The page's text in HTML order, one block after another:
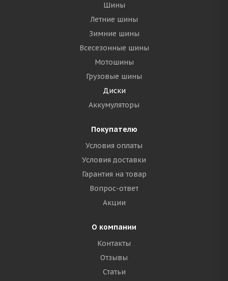
Шины
Летние шины
Зимние шины
Всесезонные шины
Мотошины
Грузовые шины
Диски
Аккумуляторы
Покупателю
Условия оплаты
Условия доставки
Гарантия на товар
Вопрос-ответ
Акции
О компании
Контакты
Отзывы
Статьи